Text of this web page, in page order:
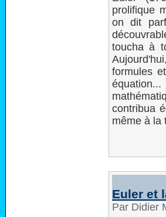
prolifique
on dit
toucha à
formules
contribua
même à la
Euler et
Par Didier